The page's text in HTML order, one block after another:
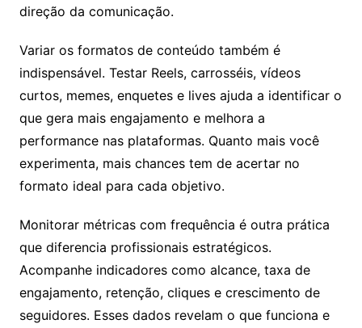
direção da comunicação.
Variar os formatos de conteúdo também é
indispensável. Testar Reels, carrosséis, vídeos
curtos, memes, enquetes e lives ajuda a identificar o
que gera mais engajamento e melhora a
performance nas plataformas. Quanto mais você
experimenta, mais chances tem de acertar no
formato ideal para cada objetivo.
Monitorar métricas com frequência é outra prática
que diferencia profissionais estratégicos.
Acompanhe indicadores como alcance, taxa de
engajamento, retenção, cliques e crescimento de
seguidores. Esses dados revelam o que funciona e